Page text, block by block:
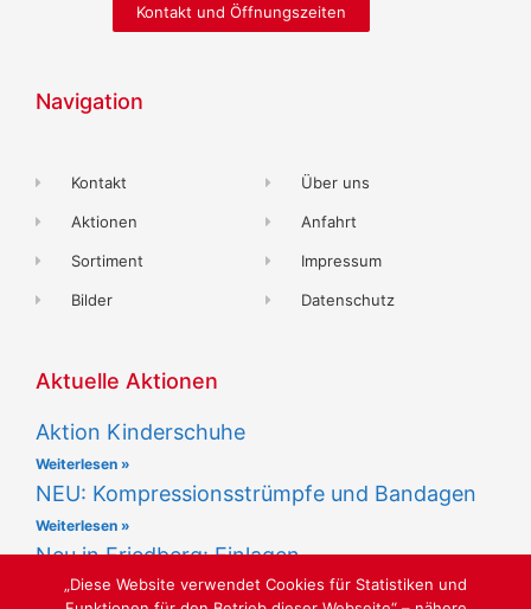
Kontakt und Öffnungszeiten
Navigation
Kontakt
Aktionen
Sortiment
Bilder
Über uns
Anfahrt
Impressum
Datenschutz
Aktuelle Aktionen
Aktion Kinderschuhe
Weiterlesen »
NEU: Kompressionsstrümpfe und Bandagen
Weiterlesen »
Neu in Friedberg: Einlagen
Weiterlesen »
„Diese Website verwendet Cookies für Statistiken und